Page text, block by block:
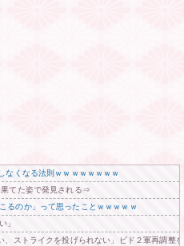
なくなる法則ｗｗｗｗｗｗｗｗ
果てた姿で発見される⇒
るのか」って思ったことｗｗｗｗｗ
」
、ストライクを投げられない」ビド２軍再調整